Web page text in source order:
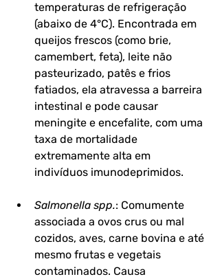
temperaturas de refrigeração
(abaixo de 4°C). Encontrada em
queijos frescos (como brie,
camembert, feta), leite não
pasteurizado, patês e frios
fatiados, ela atravessa a barreira
intestinal e pode causar
meningite e encefalite, com uma
taxa de mortalidade
extremamente alta em
indivíduos imunodeprimidos.
Salmonella spp.: Comumente
associada a ovos crus ou mal
cozidos, aves, carne bovina e até
mesmo frutas e vegetais
contaminados. Causa